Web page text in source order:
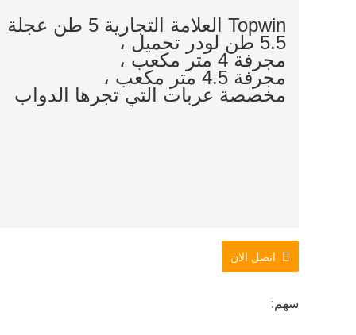
Topwin العلامة التجارية 5 طن عجلة محمل كهربائي ،
5.5 طن لودر تحميل ،
مجرفة 4 متر مكعب ،
مجرفة 4.5 متر مكعب ،
مخصصة عربات التي تجرها الدواب
اتصل الان
سهم: